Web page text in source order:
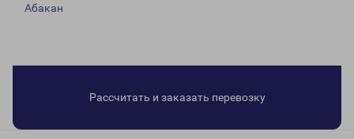
Абакан
Рассчитать и заказать перевозку